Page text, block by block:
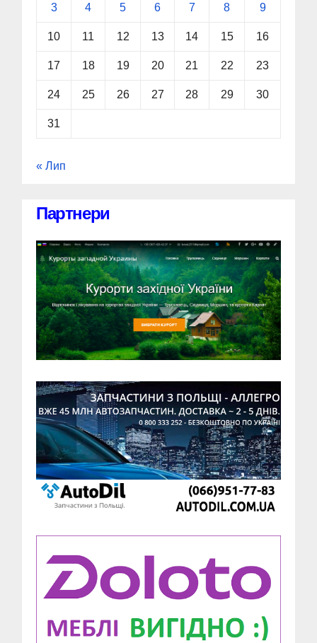
3 4 5 6 7 8 9
10 11 12 13 14 15 16
17 18 19 20 21 22 23
24 25 26 27 28 29 30
31
« Лип
Партнери